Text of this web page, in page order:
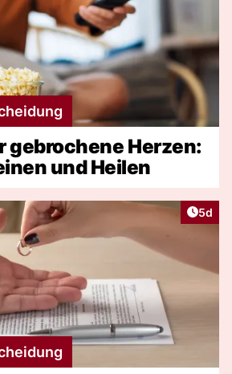
gebrochene Herzen:
und Heilen
5d